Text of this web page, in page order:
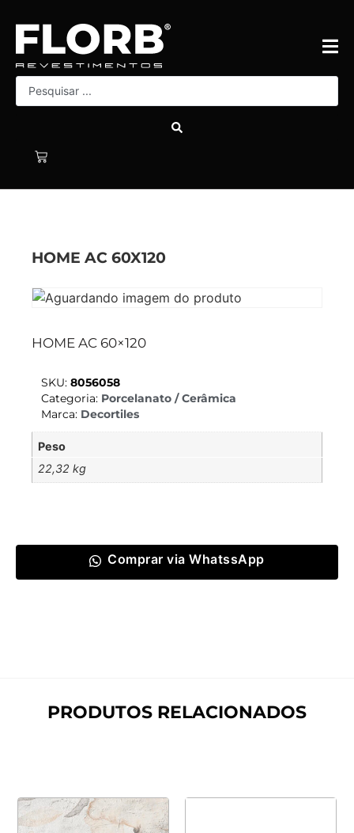
HOME AC 60X120
HOME AC 60×120
SKU: 8056058
Categoria: Porcelanato / Cerâmica
Marca: Decortiles
Peso
22,32 kg
Comprar via WhatssApp
PRODUTOS RELACIONADOS